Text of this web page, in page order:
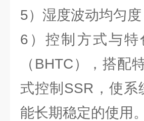
5）湿度波动均匀
6）控制方式与
（BHTC），搭配
式控制SSR，使
能长期稳定的使用。